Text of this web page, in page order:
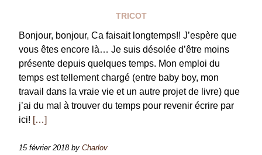
TRICOT
Bonjour, bonjour, Ca faisait longtemps!! J’espère que
vous êtes encore là… Je suis désolée d’être moins
présente depuis quelques temps. Mon emploi du
temps est tellement chargé (entre baby boy, mon
travail dans la vraie vie et un autre projet de livre) que
j’ai du mal à trouver du temps pour revenir écrire par
ici! […]
15 février 2018by Charlov